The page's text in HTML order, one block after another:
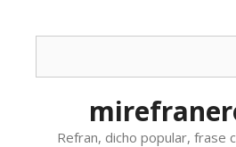
Refran, dicho popular, frase